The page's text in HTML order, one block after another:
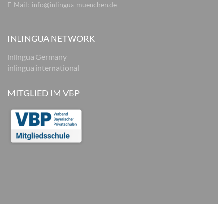
E-Mail: info@inlingua-muenchen.de
INLINGUA NETWORK
inlingua Germany
inlingua international
MITGLIED IM VBP